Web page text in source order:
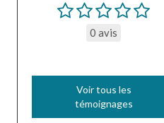
0 avis
Voir tous les
témoignages